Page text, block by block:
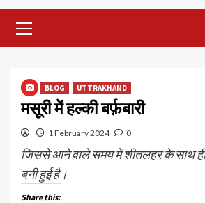
Menu
BLOG UTTRAKHAND
मसूरी में हल्की बर्फ़बारी
1 February 2024 0
जिससे आने वाले समय में शीतलहर के साथ ही
बनी हुई है।
Share this: